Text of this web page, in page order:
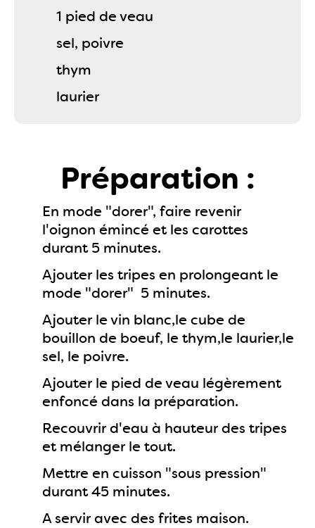
1 pied de veau
sel, poivre
thym
laurier
Préparation :
En mode "dorer", faire revenir
l'oignon émincé et les carottes
durant 5 minutes.
Ajouter les tripes en prolongeant le
mode "dorer" 5 minutes.
Ajouter le vin blanc,le cube de
bouillon de boeuf, le thym,le laurier,le
sel, le poivre.
Ajouter le pied de veau légèrement
enfoncé dans la préparation.
Recouvrir d'eau à hauteur des tripes
et mélanger le tout.
Mettre en cuisson "sous pression"
durant 45 minutes.
A servir avec des frites maison.